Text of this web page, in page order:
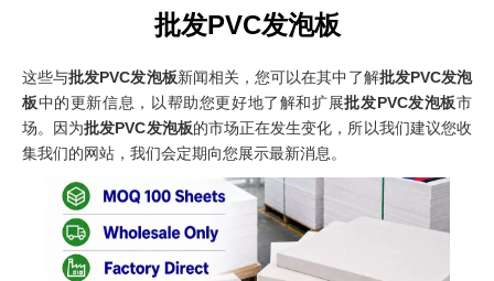
批发PVC发泡板
这些与批发PVC发泡板新闻相关，您可以在其中了解批发PVC发泡
板中的更新信息，以帮助您更好地了解和扩展批发PVC发泡板市
场。因为批发PVC发泡板的市场正在发生变化，所以我们建议您收
集我们的网站，我们会定期向您展示最新消息。